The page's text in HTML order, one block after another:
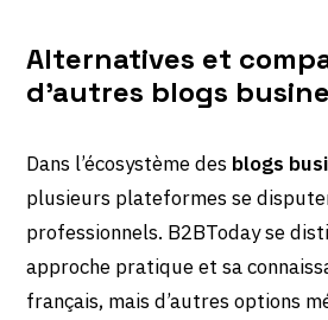
Alternatives et
d’autres blogs
Dans l’écosystème des blogs
plusieurs plateformes se
professionnels. B2BToday se
approche pratique et sa
français, mais d’autres options